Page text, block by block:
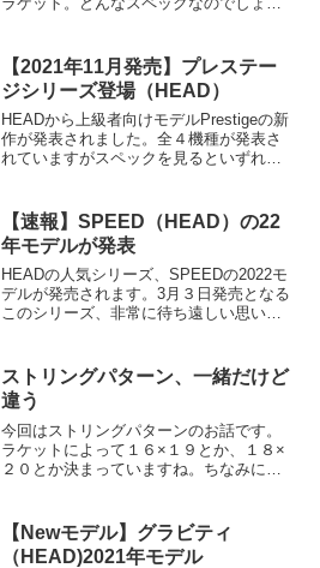
【2021年11月発売】プレステー
ジシリーズ登場（HEAD）
HEADから上級者向けモデルPrestigeの新
作が発表されました。全４機種が発表さ
れていますがスペックを見るといずれも
とも思ったり。。。
【速報】SPEED（HEAD）の22
年モデルが発表
HEADの人気シリーズ、SPEEDの2022モ
デルが発売されます。3月３日発売となる
このシリーズ、非常に待ち遠しい思いを
ストリングパターン、一緒だけど
違う
今回はストリングパターンのお話です。
ラケットによって１６×１９とか、１８×
２０とか決まっていますね。ちなみに、
ーンは「縦（メイン）」×「横（クロ
ス）」の本数で記載します...
【Newモデル】グラビティ
（HEAD)2021年モデル